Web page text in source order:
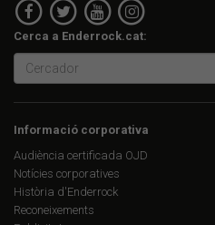
Cerca a Enderrock.cat:
Informació corporativa
Audiència certificada OJD
Notícies corporatives
Història d'Enderrock
Reconeixements